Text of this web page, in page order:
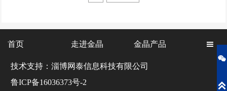
首页 走进金晶 金晶产品 
技术支持：淄博网泰信息科技有限公司
鲁ICP备16036373号-2

